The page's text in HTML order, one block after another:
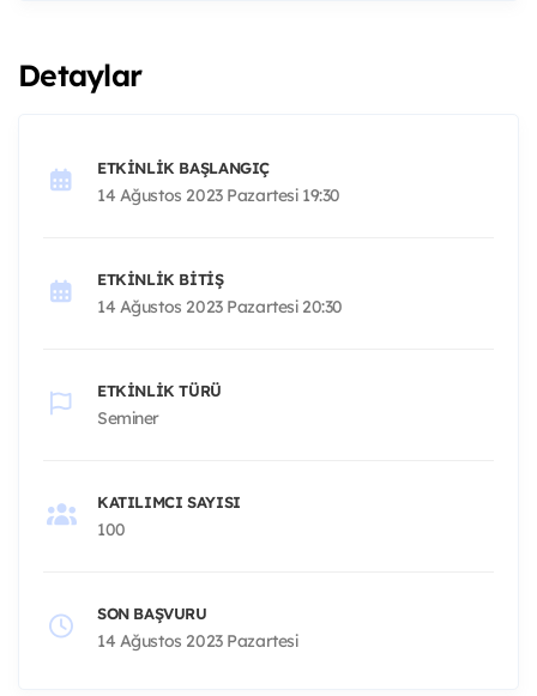
Detaylar
ETKINLIK BAŞLANGIÇ
14 Ağustos 2023 Pazartesi 19:30
ETKINLIK BITIŞ
14 Ağustos 2023 Pazartesi 20:30
ETKINLIK TÜRÜ
Seminer
KATILIMCI SAYISI
100
SON BAŞVURU
14 Ağustos 2023 Pazartesi